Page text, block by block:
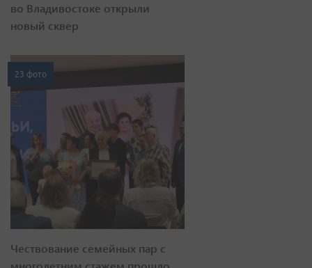
во Владивостоке открыли
новый сквер
23 фото
Чествование семейных пар с